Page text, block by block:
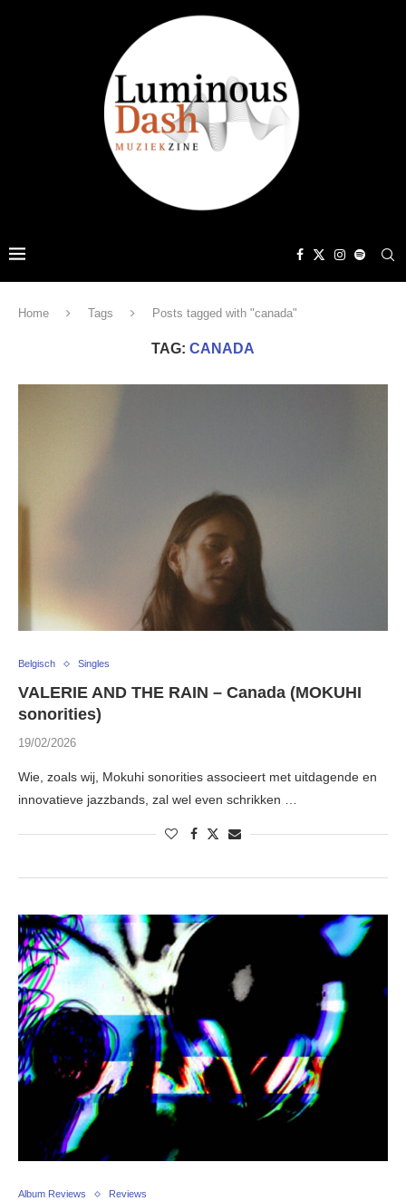
Home Tags Posts tagged with "canada"
TAG: CANADA
Belgisch Singles
VALERIE AND THE RAIN – Canada (MOKUHI
sonorities)
19/02/2026
Wie, zoals wij, Mokuhi sonorities associeert met uitdagende en
innovatieve jazzbands, zal wel even schrikken …
Album Reviews Reviews